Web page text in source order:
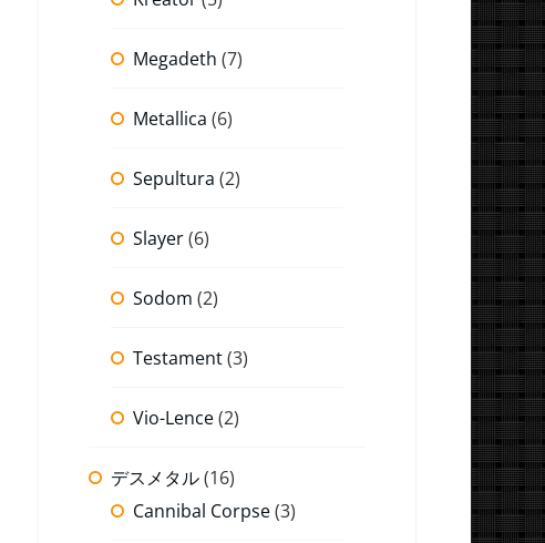
Megadeth (7)
Metallica (6)
Sepultura (2)
Slayer(6)
Sodom (2)
Testament(3)
Vio-Lence(2)
デスメタル(16)
Cannibal Corpse(3)